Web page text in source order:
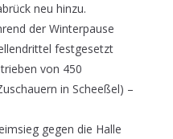
neu hinzu.
der Winterpause
festgesetzt
von 450
in Scheeßel) –
gegen die Halle